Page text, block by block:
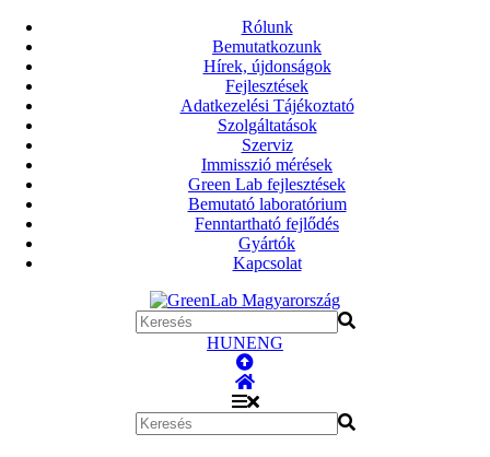
Rólunk
Bemutatkozunk
Hírek, újdonságok
Fejlesztések
Adatkezelési Tájékoztató
Szolgáltatások
Szerviz
Immisszió mérések
Green Lab fejlesztések
Bemutató laboratórium
Fenntartható fejlődés
Gyártók
Kapcsolat
HUNENG